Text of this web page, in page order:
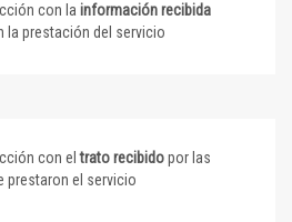
con la información recibida
la prestación del servicio
con eltrato recibidopor las
prestaron el servicio